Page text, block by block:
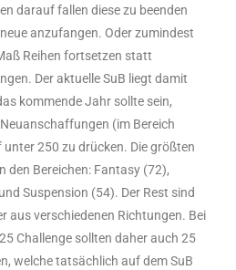
darauf fallen diese zu beenden
anzufangen. Oder zumindest
Reihen fortsetzen statt
Der aktuelle SuB liegt damit
kommende Jahr sollte sein,
(im Bereich
250 zu drücken. Die größten
den Bereichen: Fantasy (72),
Suspension (54). Der Rest sind
aus verschiedenen Richtungen. Bei
Challenge sollten daher auch 25
welche tatsächlich auf dem SuB